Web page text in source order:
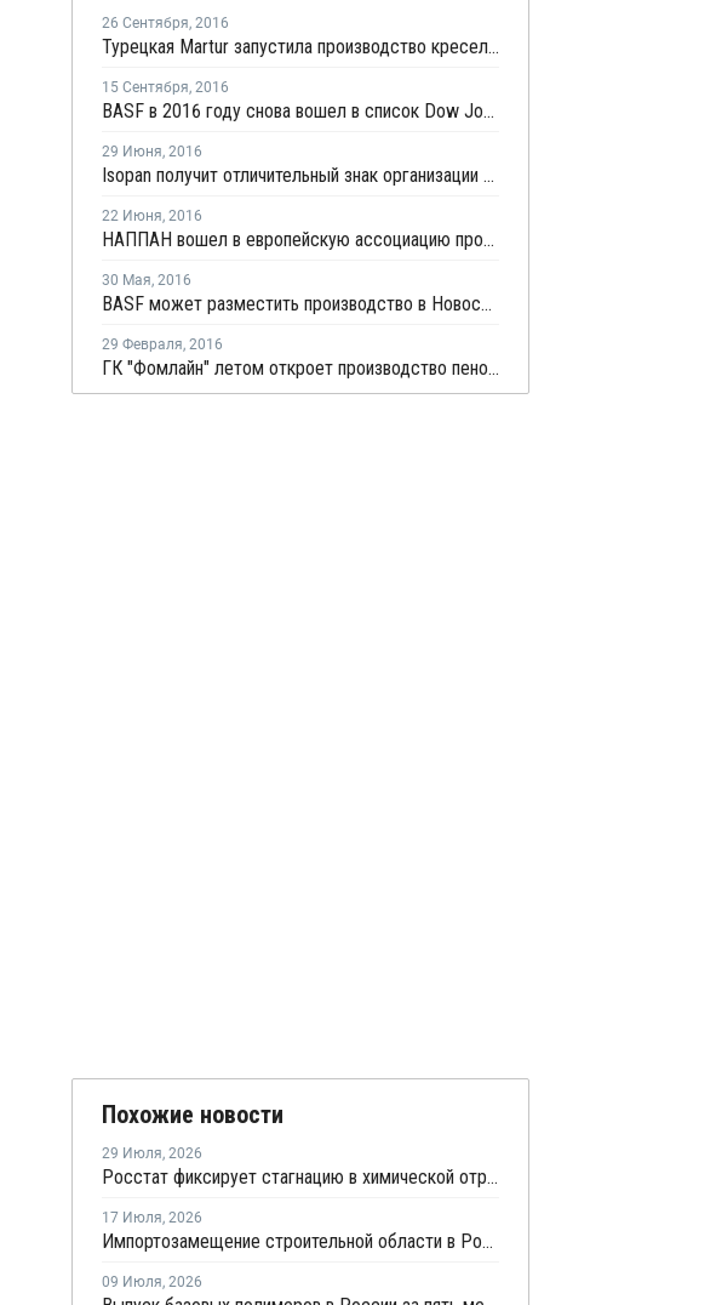
26 Сентября, 2016
Турецкая Martur запустила производство кресел для Renault Kaptur
15 Сентября, 2016
BASF в 2016 году снова вошел в список Dow Jones Sustainability World Index
29 Июня, 2016
Isopan получит отличительный знак организации НАППАН
22 Июня, 2016
НАППАН вошел в европейскую ассоциацию производителей пенополиуретана
30 Мая, 2016
BASF может разместить производство в Новосибирске
29 Февраля, 2016
ГК "Фомлайн" летом откроет производство пенополиуретана в Пензенской области
Похожие новости
29 Июля, 2026
Росстат фиксирует стагнацию в химической отрасли
17 Июля, 2026
Импортозамещение строительной области в России превышает 98%
09 Июля, 2026